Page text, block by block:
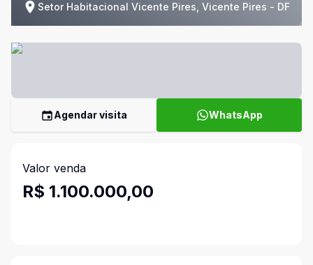
Setor Habitacional Vicente Pires, Vicente Pires - DF
Agendar visita WhatsApp
Valor venda
R$ 1.100.000,00